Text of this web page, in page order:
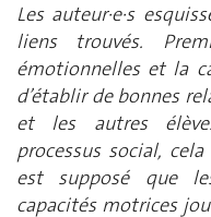
Les auteur·e·s
liens trouvés.
émotionnelles et la
d’établir de bonnes
et les autres
processus social,
est supposé que
capacités motrices